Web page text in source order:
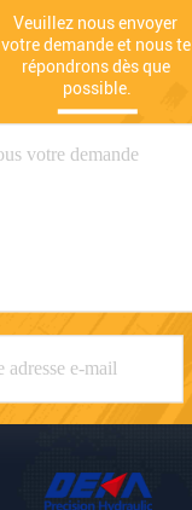
Veuillez nous envoyer
votre demande et nous te
répondrons dès que
possible.